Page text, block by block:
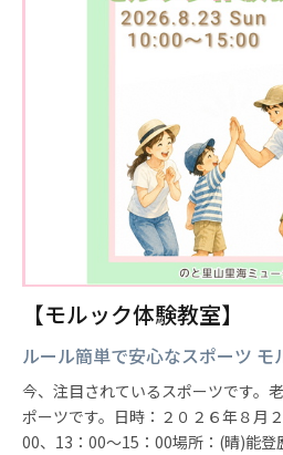
【モルック体験教室】
ルール簡単で安心なスポーツ モ
今、注目されているスポーツです。
ポーツです。日時：２０２６年８月
00、13：00～15：00場所：(晴)能